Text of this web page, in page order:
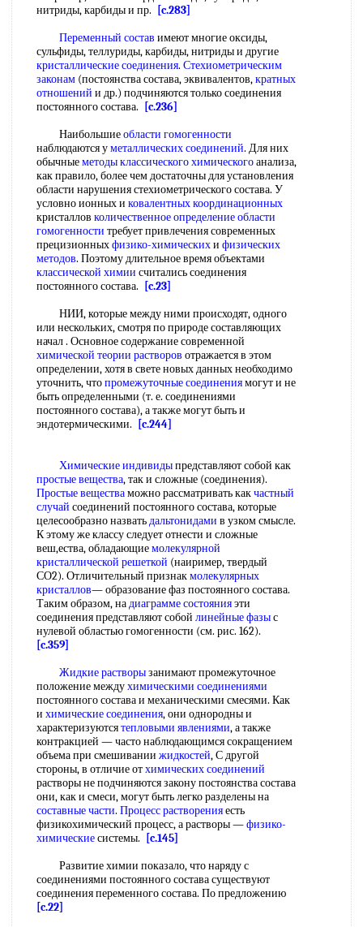
нитриды, карбиды и пр.
[c.283]
Переменный состав имеют многие оксиды,
сульфиды, теллуриды, карбиды, нитриды и другие
кристаллические соединения. Стехиометрическим
законам (постоянства состава, эквивалентов,кратных
отношений и др.) подчиняются только соединения
постоянного состава.
[c.236]
Наибольшиеобласти гомогенности
наблюдаются уметаллических соединений. Для них
обычныеметоды классического химическогоанализа,
как правило, более чем достаточны для установления
области нарушения стехиометрического состава. У
условно ионных и ковалентных координационных
кристаллов количественное определениеобласти
гомогенности требует привлечения современных
прецизионныхфизико-химическихи физических
методов. Поэтому длительное время объектами
классической химии считались соединения
постоянного состава.
[c.23]
НИИ, которые между ними происходят, одного
или нескольких, смотря по природе составляющих
начал . Основное содержание современной
химической теории растворов отражается в этом
определении, хотя в свете новых данных необходимо
уточнить, чтопромежуточные соединениямогут и не
быть определенными (т. е. соединениями
постоянного состава), а также могут быть и
эндотермическими.
[c.244]
Химические индивидыпредставляют собой как
простые вещества, так и сложные (соединения).
Простые веществаможно рассматривать какчастный
случай соединений постоянного состава, которые
целесообразно назватьдальтонидами в узком смысле.
К этому же классу следует отнести и сложные
веш,ества, обладающиемолекулярной
кристаллической решеткой (наиример, твердый
СО2). Отличительный признакмолекулярных
кристаллов— образование фаз постоянного состава.
Таким образом, надиаграмме состоянияэти
соединения представляют собой линейные фазыс
нулевой областью гомогенности (см. рис. 162).
[c.359]
Жидкие растворызанимают промежуточное
положение междухимическими соединениями
постоянного состава и механическими смесями. Как
и химические соединения, они однородны и
характеризуютсятепловыми явлениями, а также
контракцией — часто наблюдающимся сокращением
объема при смешивании жидкостей, С другой
стороны, в отличие отхимических соединений
растворы не подчиняются закону постоянства состава
они, как и смеси, могут быть легко разделены на
составные части. Процесс растворенияесть
физикохимический процесс, а растворы —физико-
химическиесистемы.
[c.145]
Развитие химии показало, что наряду с
соединениями постоянного состава существуют
соединения переменного состава. По предложению
[c.22]